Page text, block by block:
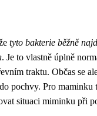
tyto bakterie běžně
. Je to vlastně úplně
traktu. Občas se
pochvy. Pro maminku
situaci miminku při